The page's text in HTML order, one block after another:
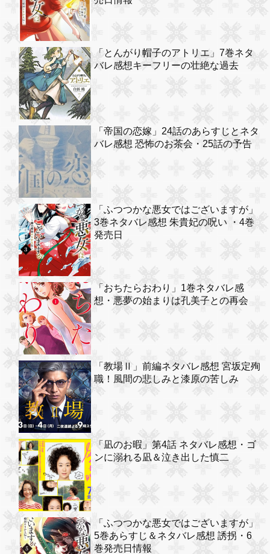
「とんがり帽子のアトリエ」7巻ネタ
バレ感想キーフリーの壮絶な過去
「帝国の恋嫁」24話のあらすじとネタ
バレ感想 恐怖のお茶会・25話の予告
「ふつつかな悪女ではございますが」
3巻ネタバレ感想 朱貴妃の呪い ・4巻
発売日
「おちたらおわり」1巻ネタバレ感
想・悪夢の始まりは孔美子との再会
「教場Ⅱ」前編ネタバレ感想 宮坂定殉
職！風間の悲しみと漆原の苦しみ
「凪のお暇」第4話 ネタバレ感想・ゴ
ンに溺れる凪＆泣き出した慎二
「ふつつかな悪女ではございますが」
5巻あらすじ＆ネタバレ感想 誘拐・6
巻発売日情報